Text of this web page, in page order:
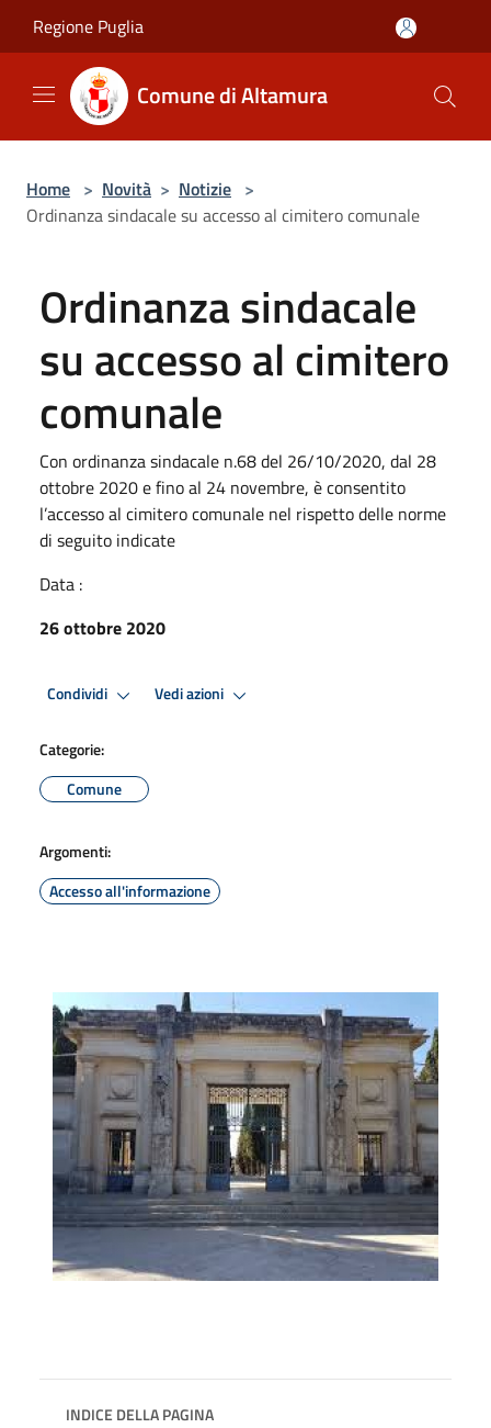
Regione Puglia
Comune di Altamura
Home > Novità > Notizie >
Ordinanza sindacale su accesso al cimitero comunale
Ordinanza sindacale
su accesso al cimitero
comunale
Con ordinanza sindacale n.68 del 26/10/2020, dal 28
ottobre 2020 e fino al 24 novembre, è consentito
l’accesso al cimitero comunale nel rispetto delle norme
di seguito indicate
Data :
26 ottobre 2020
Condividi Vedi azioni
Categorie:
Comune
Argomenti:
Accesso all'informazione
INDICE DELLA PAGINA